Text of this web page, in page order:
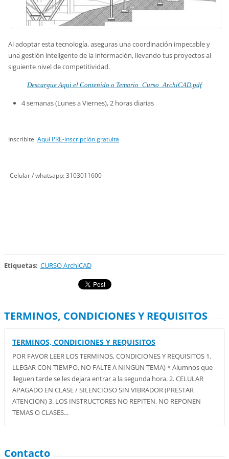
Al adoptar esta tecnología, aseguras una coordinación impecable y
una gestión inteligente de la información, llevando tus proyectos al
siguiente nivel de competitividad.
Descargue Aqui el Contenido o Temario_Curso_ArchiCAD.pdf
4 semanas (Lunes a Viernes), 2 horas diarias
InscribiteAqui PRE-inscripción gratuita
Celular / whatsapp: 3103011600
Etiquetas: CURSO ArchiCAD
TERMINOS, CONDICIONES Y REQUISITOS
TERMINOS, CONDICIONES Y REQUISITOS
POR FAVOR LEER LOS TERMINOS, CONDICIONES Y REQUISITOS 1.
LLEGAR CON TIEMPO, NO FALTE A NINGUN TEMA) * Alumnos que
lleguen tarde se les dejara entrar a la segunda hora. 2. CELULAR
APAGADO EN CLASE / SILENCIOSO SIN VIBRADOR (PRESTAR
ATENCION) 3. LOS INSTRUCTORES NO REPITEN, NO REPONEN
TEMAS O CLASES...
Contacto